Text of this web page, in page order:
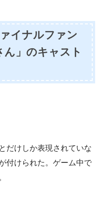
イナルファン
ん」のキャスト
だけしか表現されていな
付けられた。ゲーム中で